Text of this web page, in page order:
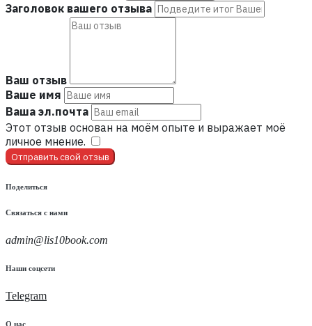
Заголовок вашего отзыва
Ваш отзыв
Ваше имя
Ваша эл.почта
Этот отзыв основан на моём опыте и выражает моё
личное мнение.
Отправить свой отзыв
Поделиться
Связаться с нами
admin@lis10book.com
Наши соцсети
Telegram
О нас